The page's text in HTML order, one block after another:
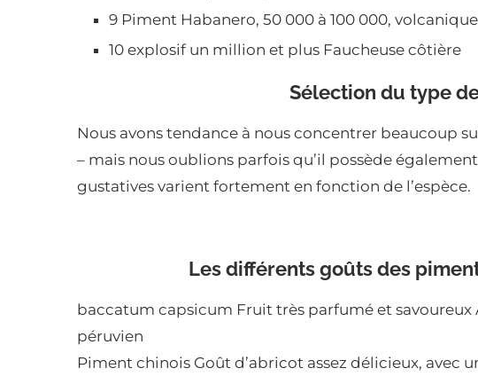
9 Piment Habanero, 50 000 à 100 000, volcanique
10 explosif un million et plus Faucheuse côtière
Sélection du type
Nous avons tendance à nous concentrer beaucoup
– mais nous oublions parfois qu’il possède
gustatives varient fortement en fonction de l’espèce.
Les différents goûts des
baccatum capsicum Fruit très parfumé et
péruvien
Piment chinois Goût d’abricot assez délicieux, avec